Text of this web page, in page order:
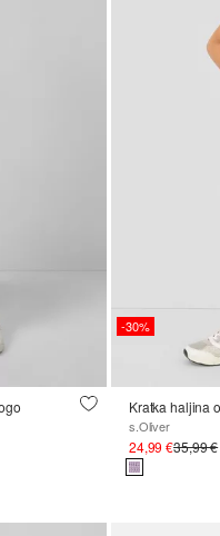
-30%
s.Oliver
24,99 €35,99 €